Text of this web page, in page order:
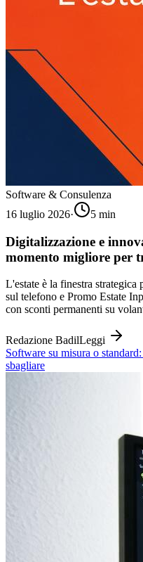
Software & Consulenza
16 luglio 2026· 5 min
Digitalizzazione e
momento migliore per
L'estate è la finestra
sul telefono e Promo Estate
con sconti permanenti su
Redazione BadilLeggi
Software su misura o
sbagliare